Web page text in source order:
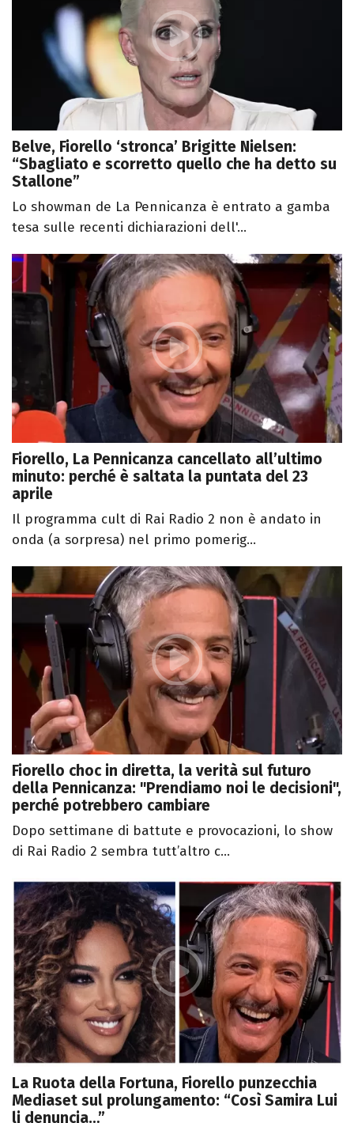
Belve, Fiorello ‘stronca’ Brigitte Nielsen:
“Sbagliato e scorretto quello che ha detto su
Stallone”
Lo showman de La Pennicanza è entrato a gamba
tesa sulle recenti dichiarazioni dell'...
Fiorello, La Pennicanza cancellato all’ultimo
minuto: perché è saltata la puntata del 23
aprile
Il programma cult di Rai Radio 2 non è andato in
onda (a sorpresa) nel primo pomerig...
Fiorello choc in diretta, la verità sul futuro
della Pennicanza: "Prendiamo noi le decisioni",
perché potrebbero cambiare
Dopo settimane di battute e provocazioni, lo show
di Rai Radio 2 sembra tutt’altro c...
La Ruota della Fortuna, Fiorello punzecchia
Mediaset sul prolungamento: “Così Samira Lui
li denuncia…”